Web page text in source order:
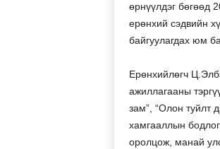
өрнүүлдэг бөгөөд
ерөнхий сэдвийн
байгуулагдах юм
Ерөнхийлөгч
ажиллагааны
зам”, “Олон туйлт
хамгааллын
оролцож, манай